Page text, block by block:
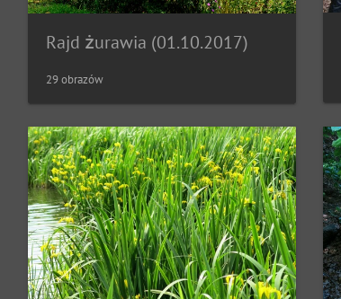
Rajd żurawia (01.10.2017)
29 obrazów